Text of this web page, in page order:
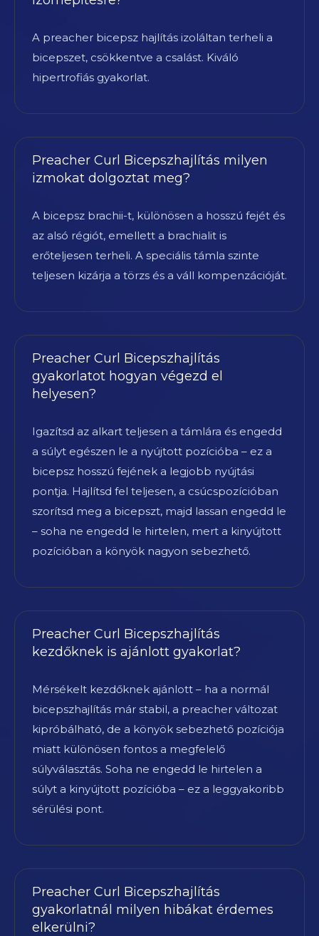
A preacher bicepsz hajlítás izoláltan terheli a
bicepszet, csökkentve a csalást. Kiváló
hipertrofiás gyakorlat.
Preacher Curl Bicepszhajlítás milyen
izmokat dolgoztat meg?
A bicepsz brachii-t, különösen a hosszú fejét és
az alsó régiót, emellett a brachialit is
erőteljesen terheli. A speciális támla szinte
teljesen kizárja a törzs és a váll kompenzációját.
Preacher Curl Bicepszhajlítás
gyakorlatot hogyan végezd el
helyesen?
Igazítsd az alkart teljesen a támlára és engedd
a súlyt egészen le a nyújtott pozícióba – ez a
bicepsz hosszú fejének a legjobb nyújtási
pontja. Hajlítsd fel teljesen, a csúcspozícióban
szorítsd meg a bicepszt, majd lassan engedd le
– soha ne engedd le hirtelen, mert a kinyújtott
pozícióban a könyök nagyon sebezhető.
Preacher Curl Bicepszhajlítás
kezdőknek is ajánlott gyakorlat?
Mérsékelt kezdőknek ajánlott – ha a normál
bicepszhajlítás már stabil, a preacher változat
kipróbálható, de a könyök sebezhető pozíciója
miatt különösen fontos a megfelelő
súlyválasztás. Soha ne engedd le hirtelen a
súlyt a kinyújtott pozícióba – ez a leggyakoribb
sérülési pont.
Preacher Curl Bicepszhajlítás
gyakorlatnál milyen hibákat érdemes
elkerülni?